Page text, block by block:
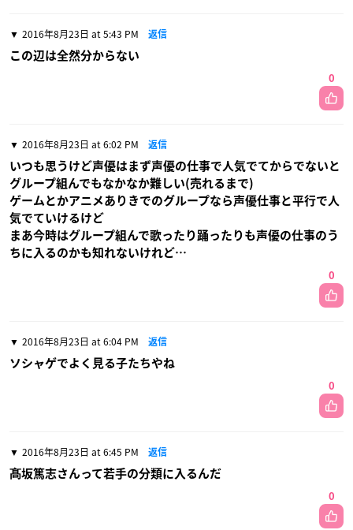
2016年8月23日 at 5:43 PM 返信
この辺は全然分からない
0
2016年8月23日 at 6:02 PM 返信
いつも思うけど声優はまず声優の仕事で人気でてからでないと
グループ組んでもなかなか難しい(売れるまで)
ゲームとかアニメありきでのグループなら声優仕事と平行で人
気でていけるけど
まあ今時はグループ組んで歌ったり踊ったりも声優の仕事のう
ちに入るのかも知れないけれど…
0
2016年8月23日 at 6:04 PM 返信
ソシャゲでよく見る子たちやね
0
2016年8月23日 at 6:45 PM 返信
髙坂篤志さんって若手の分類に入るんだ
0